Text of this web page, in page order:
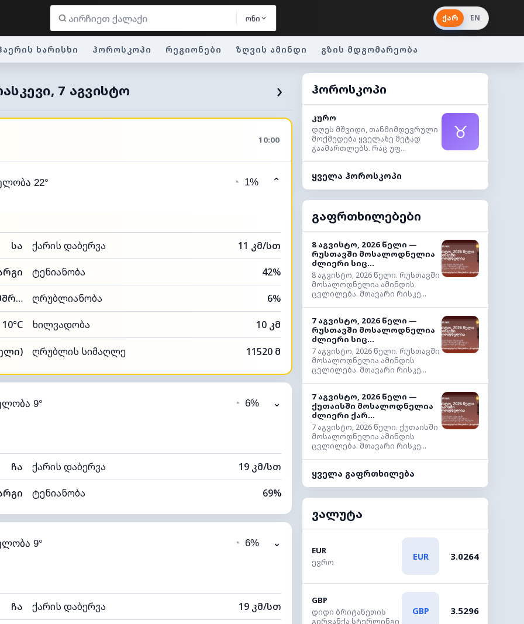
ონი ქარ EN
ხარისხი ჰოროსკოპი რეგიონები ზღვის ამინდი გზის მდგომარეობა
7 ᲐᲒᲕᲘᲡᲢᲝ ›
10:00
22° ◔ 1% ⌃
სა ქარის დაბერვა 11 კმ/სთ
ტენიანობა 42%
42% (ოდნავ მშრალი) ღრუბლიანობა 6%
10°C ხილვადობა 10 კმ
ღრუბლის სიმაღლე 11520 მ
9° ◔ 6% ⌄
ჩა ქარის დაბერვა 19 კმ/სთ
ტენიანობა 69%
69% (კომფორტული) ღრუბლიანობა 13%
5°C ხილვადობა 10 კმ
9° ◔ 6% ⌄
ჩა ქარის დაბერვა 19 კმ/სთ
ჰოროსკოპი
კურო
დღეს მშვიდი, თანმიმდევრული
მოქმედება ყველაზე მეტად
გაამართლებს. რაც უფ...
♉
ყველა ჰოროსკოპი
გაფრთხილებები
8 აგვისტო, 2026 წელი —
რუსთავში მოსალოდნელია
ძლიერი სიც...
8 აგვისტო, 2026 წელი. რუსთავში
მოსალოდნელია ამინდის
ცვლილება. მთავარი რისკე...
7 აგვისტო, 2026 წელი —
რუსთავში მოსალოდნელია
ძლიერი სიც...
7 აგვისტო, 2026 წელი. რუსთავში
მოსალოდნელია ამინდის
ცვლილება. მთავარი რისკე...
7 აგვისტო, 2026 წელი —
ქუთაისში მოსალოდნელია
ძლიერი ქარ...
7 აგვისტო, 2026 წელი. ქუთაისში
მოსალოდნელია ამინდის
ცვლილება. მთავარი რისკე...
ყველა გაფრთხილება
ვალუტა
EUR
ევრო
EUR 3.0264
GBP
დიდი ბრიტანეთის
გირვანქა სტერლინგი
GBP 3.5296